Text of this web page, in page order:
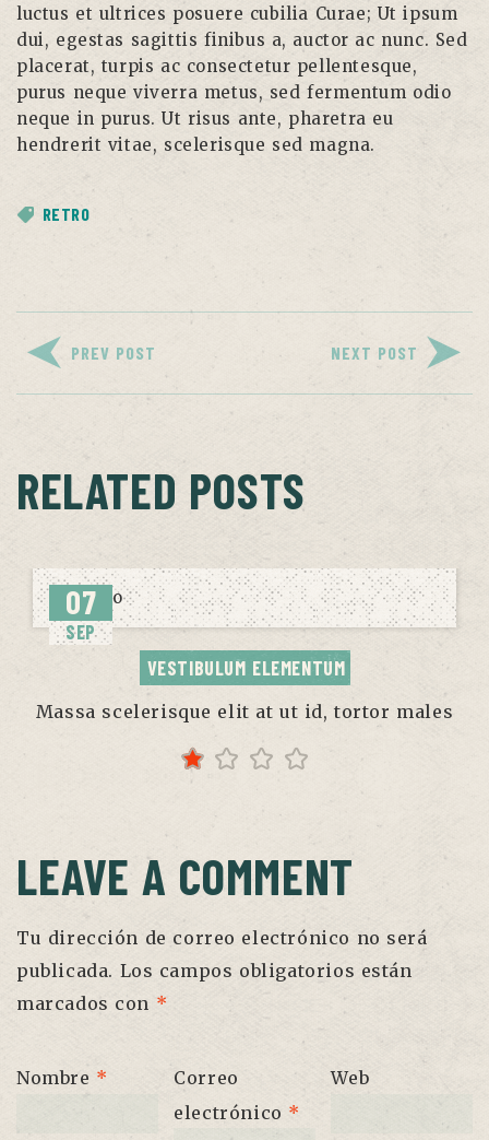
luctus et ultrices posuere cubilia Curae; Ut ipsum
dui, egestas sagittis finibus a, auctor ac nunc. Sed
placerat, turpis ac consectetur pellentesque,
purus neque viverra metus, sed fermentum odio
neque in purus. Ut risus ante, pharetra eu
hendrerit vitae, scelerisque sed magna.
RETRO
PREV POST NEXT POST
RELATED POSTS
07
SEP
VESTIBULUM ELEMENTUM
Massa scelerisque elit at ut id, tortor males
LEAVE A COMMENT
Tu dirección de correo electrónico no será
publicada. Los campos obligatorios están
marcados con *
Nombre *
Correo
electrónico *
Web